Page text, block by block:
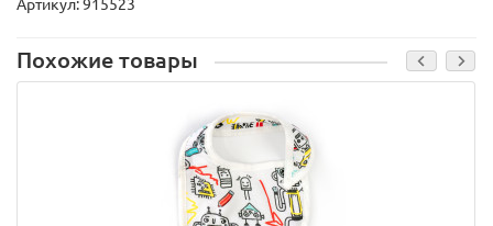
Артикул: 915523
Похожие товары